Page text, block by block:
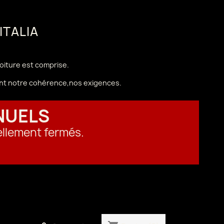
ITALIA
est comprise.
notre cohérence,nos exigences.
fermés.